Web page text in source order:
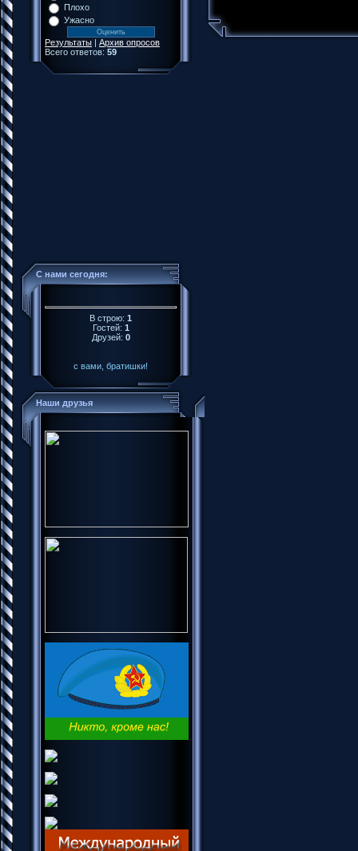
Плохо
Ужасно
Результаты | Архив опросов
Всего ответов: 59
С нами сегодня:
В строю: 1
Гостей: 1
Друзей: 0
с вами, братишки!
Наши друзья